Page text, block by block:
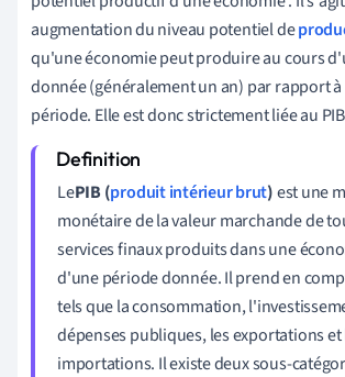
augmentation du niveau potentiel de
qu'une économie peut produire au cours
donnée (généralement un an) par rapport
période. Elle est donc strictement liée au
LePIB (produit intérieur brut)est une
monétaire de la valeur marchande de
services finaux produits dans une
d'une période donnée. Il prend en
tels que la consommation,
dépenses publiques, les exportations et
importations. Il existe deux sous-